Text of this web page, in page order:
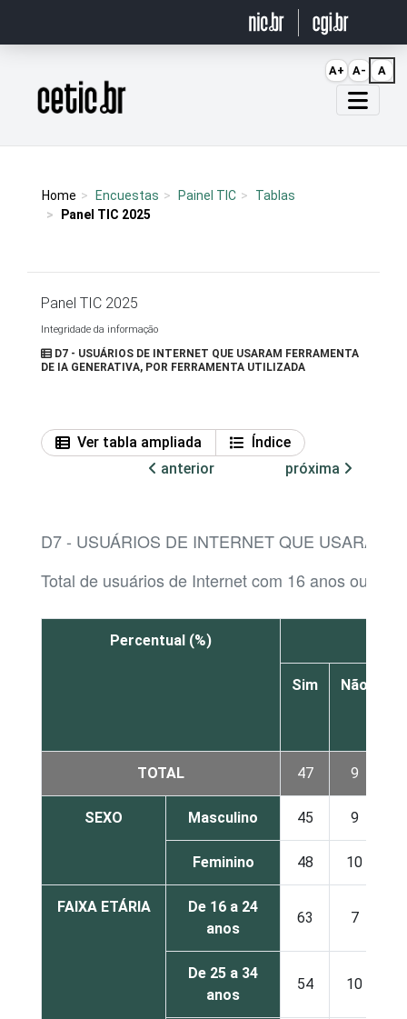
Página inicial
Home Encuestas Painel TIC
Tablas
Panel TIC 2025
Panel TIC 2025
Integridade da informação
D7 - USUÁRIOS DE INTERNET QUE USARAM FERRAMENTA
DE IA GENERATIVA, POR FERRAMENTA UTILIZADA
Ver tabla ampliada
Índice
anterior
próxima
D7 - USUÁRIOS DE INTERNET QUE USARAM
Total de usuários de Internet com 16 anos ou mais
Percentual (%)
Sim Não
TOTAL 47 9
SEXO Masculino 45 9
Feminino 48 10
FAIXA ETÁRIA
De 16 a 24
anos
63 7
De 25 a 34
anos
54 10
A+ A- A